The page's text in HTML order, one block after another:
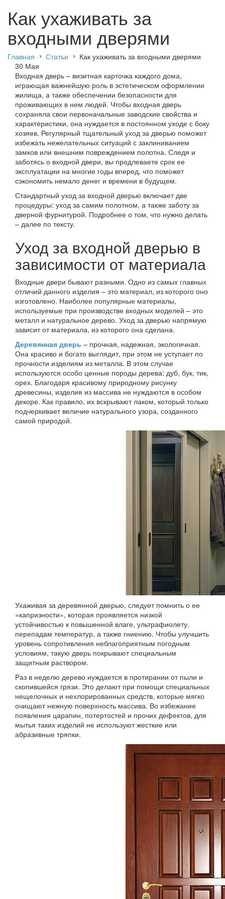
Как ухаживать за
входными дверями
Главная Статьи
Как ухаживать за входными дверями
30 Мая
Входная дверь – визитная карточка каждого дома,
играющая важнейшую роль в эстетическом оформлении
жилища, а также обеспечении безопасности для
проживающих в нем людей. Чтобы входная дверь
сохраняла свои первоначальные заводские свойства и
характеристики, она нуждается в постоянном уходе с боку
хозяев. Регулярный тщательный уход за дверью поможет
избежать нежелательных ситуаций с заклиниванием
замков или внешним повреждением полотна. Следя и
заботясь о входной двери, вы продлеваете срок ее
эксплуатации на многие годы вперед, что поможет
сэкономить немало денег и времени в будущем.
Стандартный уход за входной дверью включает две
процедуры: уход за самим полотном, а также заботу за
дверной фурнитурой. Подробнее о том, что нужно делать
– далее по тексту.
Уход за входной дверью в
зависимости от материала
Входные двери бывают разными. Одно из самых главных
отличий данного изделия – это материал, из которого оно
изготовлено. Наиболее популярные материалы,
используемые при производстве входных моделей – это
металл и натуральное дерево. Уход за дверью напрямую
зависит от материала, из которого она сделана.
Деревянная дверь – прочная, надежная, экологичная.
Она красиво и богато выглядит, при этом не уступает по
прочности изделиям из металла. В этом случае
используются особо ценные породы дерева: дуб, бук, тик,
орех. Благодаря красивому природному рисунку
древесины, изделия из массива не нуждаются в особом
декоре. Как правило, их вскрывают лаком, который только
подчеркивает величие натурального узора, созданного
самой природой.
Ухаживая за деревянной дверью, следует помнить о ее
«капризности», которая проявляется низкой
устойчивостью к повышенной влаге, ультрафиолету,
перепадам температур, а также гниению. Чтобы улучшить
уровень сопротивления неблагоприятным погодным
условиям, такую дверь покрывают специальным
защитным раствором.
Раз в неделю дерево нуждается в протирании от пыли и
скопившейся грязи. Это делают при помощи специальных
нещелочных и нехлорированных средств, которые мягко
очищают нежную поверхность массива. Во избежание
появления царапин, потертостей и прочих дефектов, для
мытья таких изделий не используют жесткие или
абразивные тряпки.